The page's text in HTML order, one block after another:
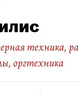
техника,
оргтехника